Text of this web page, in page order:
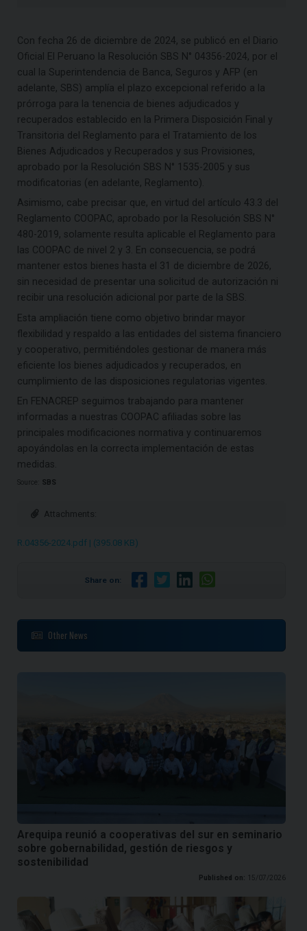
Con fecha 26 de diciembre de 2024, se publicó en el Diario
Oficial El Peruano la Resolución SBS N° 04356-2024, por el
cual la Superintendencia de Banca, Seguros y AFP (en
adelante, SBS) amplía el plazo excepcional referido a la
prórroga para la tenencia de bienes adjudicados y
recuperados establecido en la Primera Disposición Final y
Transitoria del Reglamento para el Tratamiento de los
Bienes Adjudicados y Recuperados y sus Provisiones,
aprobado por la Resolución SBS N° 1535-2005 y sus
modificatorias (en adelante, Reglamento).
Asimismo, cabe precisar que, en virtud del artículo 43.3 del
Reglamento COOPAC, aprobado por la Resolución SBS N°
480-2019, solamente resulta aplicable el Reglamento para
las COOPAC de nivel 2 y 3. En consecuencia, se podrá
mantener estos bienes hasta el 31 de diciembre de 2026,
sin necesidad de presentar una solicitud de autorización ni
recibir una resolución adicional por parte de la SBS.
Esta ampliación tiene como objetivo brindar mayor
flexibilidad y respaldo a las entidades del sistema financiero
y cooperativo, permitiéndoles gestionar de manera más
eficiente los bienes adjudicados y recuperados, en
cumplimiento de las disposiciones regulatorias vigentes.
En FENACREP seguimos trabajando para mantener
informadas a nuestras COOPAC afiliadas sobre las
principales modificaciones normativa y continuaremos
apoyándolas en la correcta implementación de estas
medidas.
Source: SBS
Attachments:
R.04356-2024.pdf | (395.08 KB)
Share on:
Other News
Arequipa reunió a cooperativas del sur en seminario
sobre gobernabilidad, gestión de riesgos y
sostenibilidad
Published on: 15/07/2026